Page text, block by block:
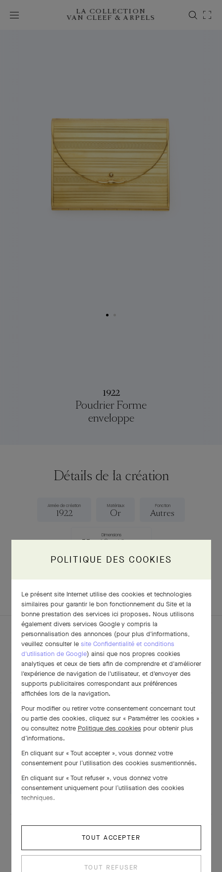
LA COLLECTION
VAN CLEEF & ARPELS
1922
Poudrier Forme
enveloppe
Détails de la création
Année de création
1922
Matériaux
Or
Fonction
Autres
Dimensions
TÉLÉCHARGER LA FICHE
POUR APPROFONDIR
TÉLÉCHARGER
POLITIQUE DES COOKIES
Le présent site Internet utilise des cookies et technologies
similaires pour garantir le bon fonctionnement du Site et la
bonne prestation des services ici proposes. Nous utilisons
également divers services Google y compris la
personnalisation des annonces (pour plus d'informations,
veuillez consulter le site Confidentialité et conditions
d'utilisation de Google) ainsi que nos propres cookies
analytiques et ceux de tiers afin de comprendre et d'améliorer
l'expérience de navigation de l'utilisateur, et d'envoyer des
supports publicitaires correspondant aux préférences
affichées lors de la navigation.
Pour modifier ou retirer votre consentement concernant tout
ou partie des cookies, cliquez sur « Paramétrer les cookies »
ou consultez notre Politique des cookies pour obtenir plus
d’informations.
En cliquant sur « Tout accepter », vous donnez votre
consentement pour l’utilisation des cookies susmentionnés.
En cliquant sur « Tout refuser », vous donnez votre
consentement uniquement pour l’utilisation des cookies
techniques.
TOUT ACCEPTER
TOUT REFUSER